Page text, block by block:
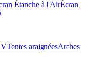
Étanche à l'AirÉcran
VTentes araignéesArches